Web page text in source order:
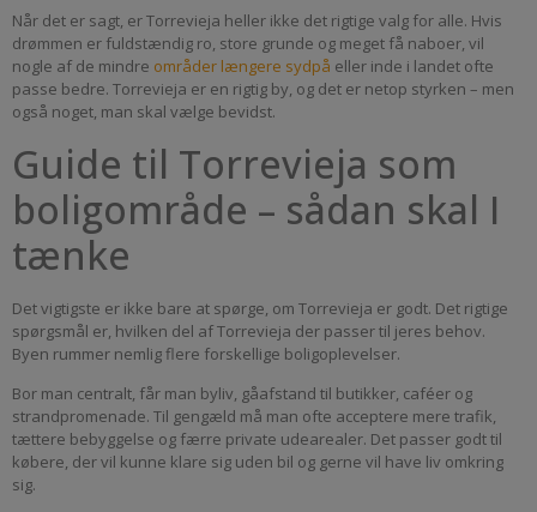
Når det er sagt, er Torrevieja heller ikke det rigtige valg for alle. Hvis
drømmen er fuldstændig ro, store grunde og meget få naboer, vil
nogle af de mindre områder længere sydpå eller inde i landet ofte
passe bedre. Torrevieja er en rigtig by, og det er netop styrken – men
også noget, man skal vælge bevidst.
Guide til Torrevieja som
boligområde – sådan skal I
tænke
Det vigtigste er ikke bare at spørge, om Torrevieja er godt. Det rigtige
spørgsmål er, hvilken del af Torrevieja der passer til jeres behov.
Byen rummer nemlig flere forskellige boligoplevelser.
Bor man centralt, får man byliv, gåafstand til butikker, caféer og
strandpromenade. Til gengæld må man ofte acceptere mere trafik,
tættere bebyggelse og færre private udearealer. Det passer godt til
købere, der vil kunne klare sig uden bil og gerne vil have liv omkring
sig.